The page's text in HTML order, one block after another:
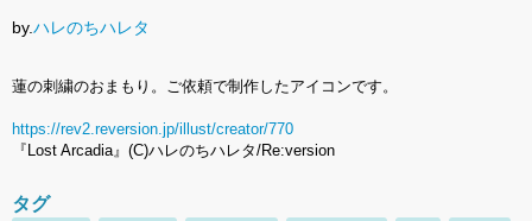
by.ハレのちハレタ
蓮の刺繍のおまもり。ご依頼で制作したアイコンです。
https://rev2.reversion.jp/illust/creator/770
『Lost Arcadia』(C)ハレのちハレタ/Re:version
タグ